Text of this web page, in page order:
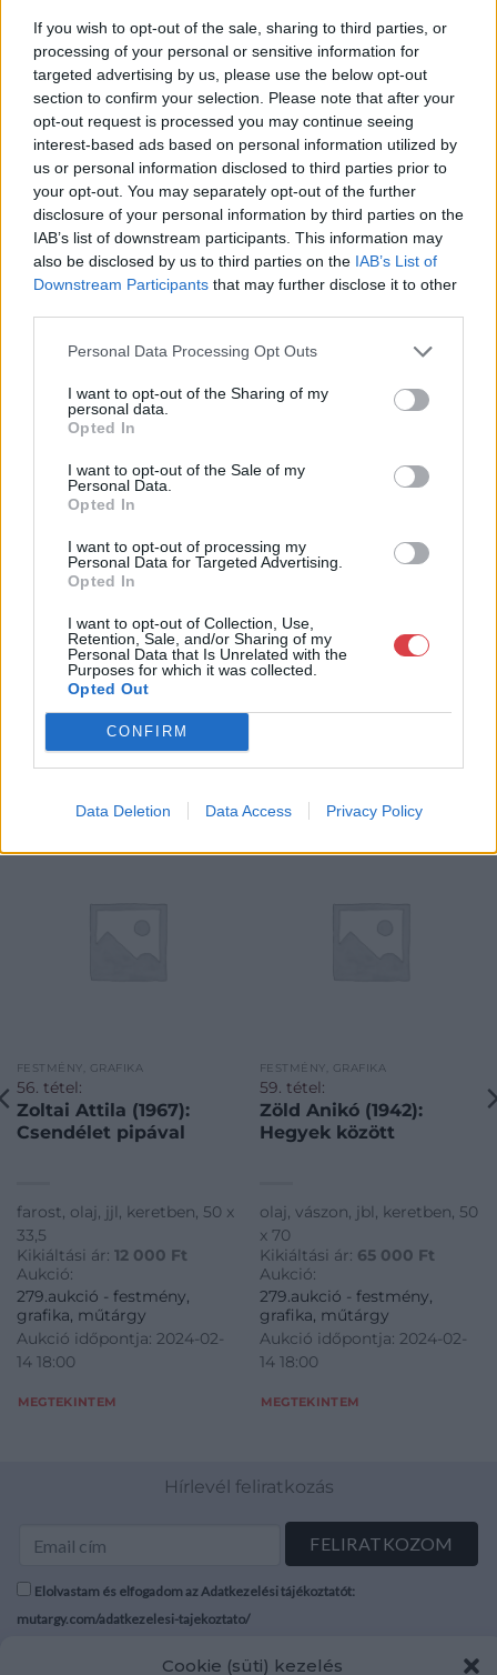
If you wish to opt-out of the sale, sharing to third parties, or
processing of your personal or sensitive information for
targeted advertising by us, please use the below opt-out
section to confirm your selection. Please note that after your
opt-out request is processed you may continue seeing
interest-based ads based on personal information utilized by
us or personal information disclosed to third parties prior to
your opt-out. You may separately opt-out of the further
disclosure of your personal information by third parties on the
IAB’s list of downstream participants. This information may
also be disclosed by us to third parties on the IAB’s List of
Downstream Participants that may further disclose it to other
Personal Data Processing Opt Outs
I want to opt-out of the Sharing of my
personal data.
Opted In
I want to opt-out of the Sale of my
Personal Data.
Opted In
I want to opt-out of processing my
Personal Data for Targeted Advertising.
Opted In
I want to opt-out of Collection, Use,
Retention, Sale, and/or Sharing of my
Personal Data that Is Unrelated with the
Purposes for which it was collected.
Opted Out
CONFIRM
Data Deletion Data Access Privacy Policy
Cookie (süti) kezelés
Aukció helye: II. Zsigmond tér 8.
Tételszám: 70
Eladó adatai
Eladó:Műgyűjtők Háza Kft.
Cím: Dudás Attila
Műgyűjtők Háza kft.
Budapest
1023.Bp. Zsigmond tér 11.
1023
Telefon: 18008123
Weboldal:
Bemutatkozás: 2013 nyarán nyitottuk meg Galériánkat
Budapesten, a II. kerületben. Célunk, hogy az eladók optimális
rendszeresen tudják gazdagítani gyűjteményüket változatos
kínálatunkból. Ezért is rendezünk minden második héten,
18.00 óráig várjuk szeretettel az érdeklődőket.
GALÉRIA TOVÁBBI MŰTÁRGYAI
FESTMÉNY, GRAFIKA
56. tétel:
Zoltai Attila (1967):
Csendélet pipával
farost, olaj, jjl, keretben, 50 x
33,5
Kikiáltási ár: 12 000 Ft
Aukció:
279.aukció - festmény,
grafika, műtárgy
Aukció időpontja: 2024-02-
14 18:00
MEGTEKINTEM
FESTMÉNY, GRAFIKA
59. tétel:
Zöld Anikó (1942):
Hegyek között
olaj, vászon, jbl, keretben, 50
x 70
Kikiáltási ár: 65 000 Ft
Aukció:
279.aukció - festmény,
grafika, műtárgy
Aukció időpontja: 2024-02-
14 18:00
MEGTEKINTEM
Hírlevél feliratkozás
Elolvastam és elfogadom az Adatkezelési tájékoztatót:
mutargy.com/adatkezelesi-tajekoztato/